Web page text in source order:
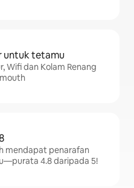
untuk tetamu
Wifi dan Kolam Renang
mendapat penarafan
4.8 daripada 5!